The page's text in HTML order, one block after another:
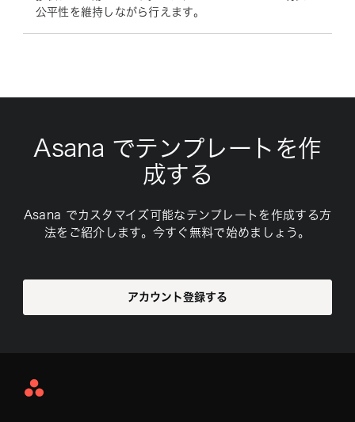
公平性を維持しながら行えます。
Asana でテンプレートを作
成する
Asana でカスタマイズ可能なテンプレートを作成する方
法をご紹介します。今すぐ無料で始めましょう。
アカウント登録する
Asana